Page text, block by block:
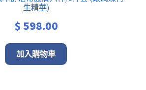
生精華)
$598.00
加入購物車